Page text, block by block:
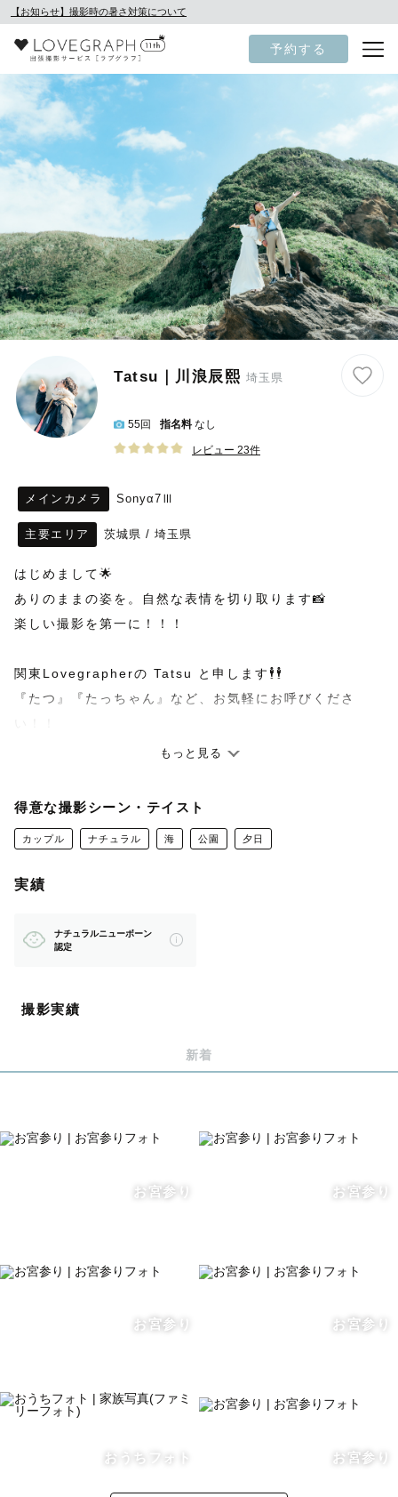
【お知らせ】撮影時の暑さ対策について
予約する
Tatsu｜川浪辰熙 埼玉県
55回 指名料 なし
レビュー 23件
メインカメラ Sonyα7Ⅲ
主要エリア 茨城県 / 埼玉県
はじめまして🌟
ありのままの姿を。自然な表情を切り取ります📸
楽しい撮影を第一に！！！
関東Lovegrapherの Tatsu と申します🕴🕴
『たつ』『たっちゃん』など、お気軽にお呼びくださ
-----------------------------------------------------------
す！！
撮影の時に意識していることは”とにかく楽しく🕺💃”
なので、すごく自然な表情や、いつもの姿を切り取ること
■得意な撮影
もっと見る
得意な撮影シーン・テイスト
カップル ナチュラル 海 公園 夕日
実績
ナチュラルニューボーン
認定
撮影実績
新着
お宮参り お宮参り
お宮参り お宮参り
おうちフォト お宮参り